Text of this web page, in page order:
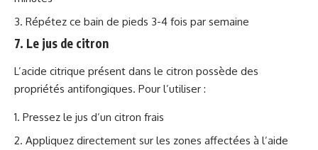
Répétez ce bain de pieds 3-4 fois par semaine
7. Le jus de citron
L’acide citrique présent dans le citron possède des
propriétés antifongiques. Pour l’utiliser :
Pressez le jus d’un citron frais
Appliquez directement sur les zones affectées à l’aide